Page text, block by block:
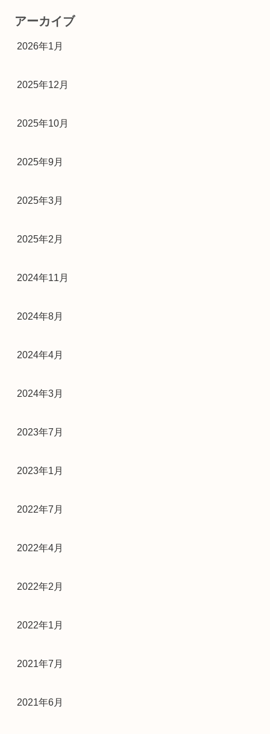
アーカイブ
2026年1月
2025年12月
2025年10月
2025年9月
2025年3月
2025年2月
2024年11月
2024年8月
2024年4月
2024年3月
2023年7月
2023年1月
2022年7月
2022年4月
2022年2月
2022年1月
2021年7月
2021年6月